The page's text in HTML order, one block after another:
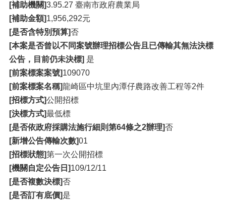
[補助機關]3.95.27 臺南市政府農業局
[補助金額]1,956,292元
[是否含特別預算]否
[本案是否曾以不同案號辦理招標公告且已傳輸其無法決標
公告，目前仍未決標] 是
[前案標案案號]109070
[前案標案名稱]龍崎區中坑里內潭仔農路改善工程等2件
[招標方式]公開招標
[決標方式]最低標
[是否依政府採購法施行細則第64條之2辦理]否
[新增公告傳輸次數]01
[招標狀態]第一次公開招標
[機關自定公告日]109/12/11
[是否複數決標]否
[是否訂有底價]是